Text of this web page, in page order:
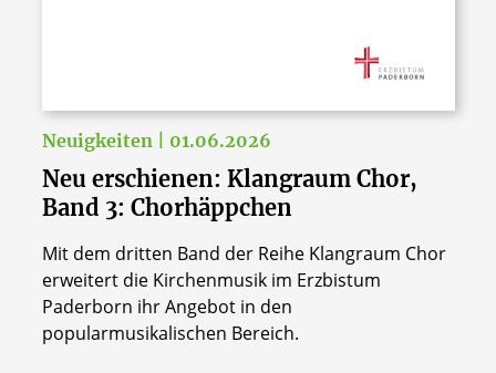
Neuigkeiten | 01.06.2026
Neu erschienen: Klangraum Chor,
Band 3: Chorhäppchen
Mit dem dritten Band der Reihe Klangraum Chor
erweitert die Kirchenmusik im Erzbistum
Paderborn ihr Angebot in den
popularmusikalischen Bereich.